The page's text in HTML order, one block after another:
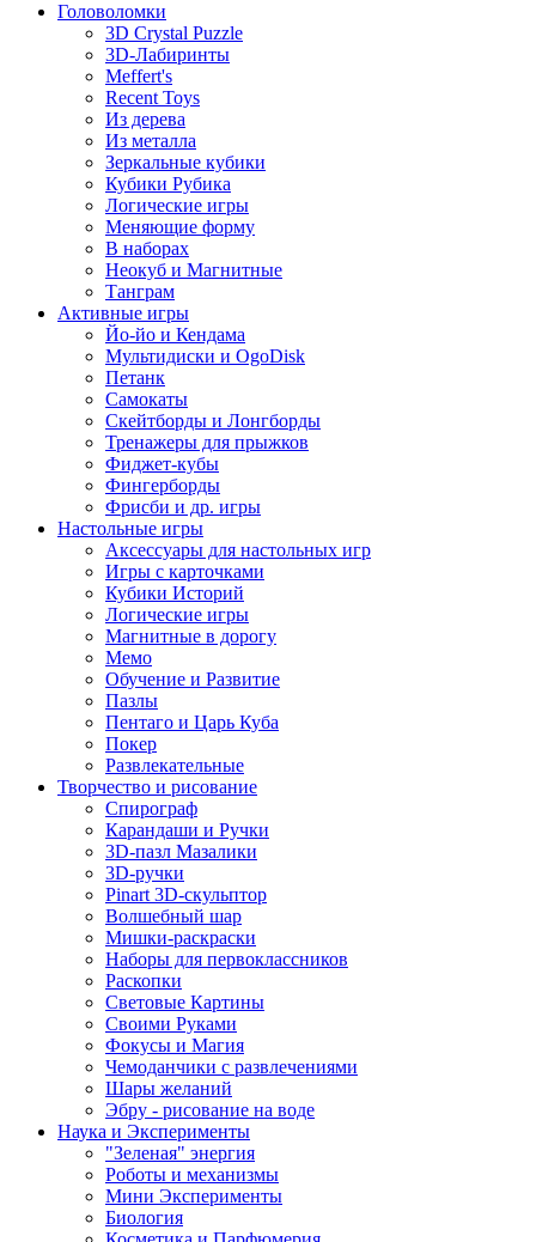
Головоломки
3D Crystal Puzzle
3D-Лабиринты
Meffert's
Recent Toys
Из дерева
Из металла
Зеркальные кубики
Кубики Рубика
Логические игры
Меняющие форму
В наборах
Неокуб и Магнитные
Танграм
Активные игры
Йо-йо и Кендама
Мультидиски и OgoDisk
Петанк
Самокаты
Скейтборды и Лонгборды
Тренажеры для прыжков
Фиджет-кубы
Фингерборды
Фрисби и др. игры
Настольные игры
Аксессуары для настольных игр
Игры с карточками
Кубики Историй
Логические игры
Магнитные в дорогу
Мемо
Обучение и Развитие
Пазлы
Пентаго и Царь Куба
Покер
Развлекательные
Творчество и рисование
Спирограф
Карандаши и Ручки
3D-пазл Мазалики
3D-ручки
Pinart 3D-скульптор
Волшебный шар
Мишки-раскраски
Наборы для первоклассников
Раскопки
Световые Картины
Своими Руками
Фокусы и Магия
Чемоданчики с развлечениями
Шары желаний
Эбру - рисование на воде
Наука и Эксперименты
"Зеленая" энергия
Роботы и механизмы
Мини Эксперименты
Биология